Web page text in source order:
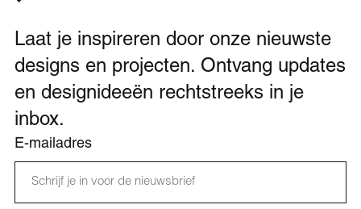
Laat je inspireren door onze nieuwste
designs en projecten. Ontvang updates
en designideeën rechtstreeks in je
inbox.
E-mailadres